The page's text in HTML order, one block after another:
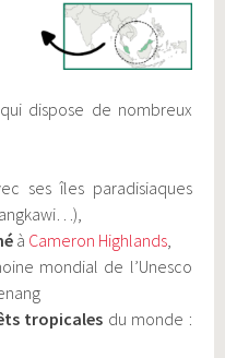
dispose de nombreux
ses îles paradisiaques
à Cameron Highlands
mondial de l’Unesco
tropicales du monde :